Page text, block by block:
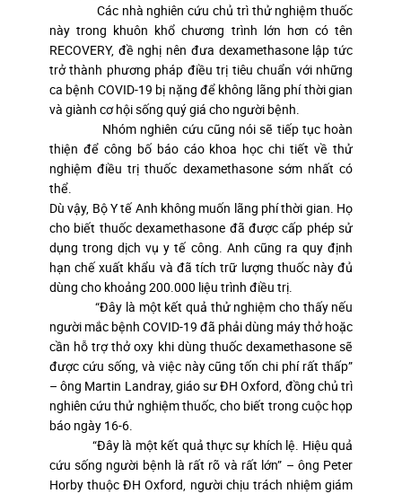
Các nhà nghiên cứu chủ trì thử nghiệm thuốc
này trong khuôn khổ chương trình lớn hơn có tên
RECOVERY, đề nghị nên đưa dexamethasone lập tức
trở thành phương pháp điều trị tiêu chuẩn với những
ca bệnh COVID-19 bị nặng để không lãng phí thời gian
và giành cơ hội sống quý giá cho người bệnh.
Nhóm nghiên cứu cũng nói sẽ tiếp tục hoàn
thiện để công bố báo cáo khoa học chi tiết về thử
nghiệm điều trị thuốc dexamethasone sớm nhất có
thể.
Dù vậy, Bộ Y tế Anh không muốn lãng phí thời gian. Họ
cho biết thuốc dexamethasone đã được cấp phép sử
dụng trong dịch vụ y tế công. Anh cũng ra quy định
hạn chế xuất khẩu và đã tích trữ lượng thuốc này đủ
dùng cho khoảng 200.000 liệu trình điều trị.
“Đây là một kết quả thử nghiệm cho thấy nếu
người mắc bệnh COVID-19 đã phải dùng máy thở hoặc
cần hỗ trợ thở oxy khi dùng thuốc dexamethasone sẽ
được cứu sống, và việc này cũng tốn chi phí rất thấp”
– ông Martin Landray, giáo sư ĐH Oxford, đồng chủ trì
nghiên cứu thử nghiệm thuốc, cho biết trong cuộc họp
báo ngày 16-6.
“Đây là một kết quả thực sự khích lệ. Hiệu quả
cứu sống người bệnh là rất rõ và rất lớn” – ông Peter
Horby thuộc ĐH Oxford, người chịu trách nhiệm giám